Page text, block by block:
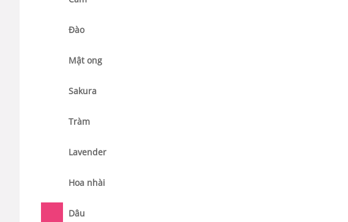
Đào
Mật ong
Sakura
Tràm
Lavender
Hoa nhài
Dâu